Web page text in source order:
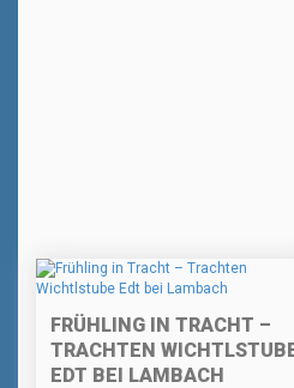
FRÜHLING IN TRACHT –
TRACHTEN
EDT BEI LAMBACH